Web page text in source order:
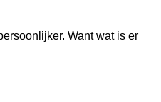
Want wat is er